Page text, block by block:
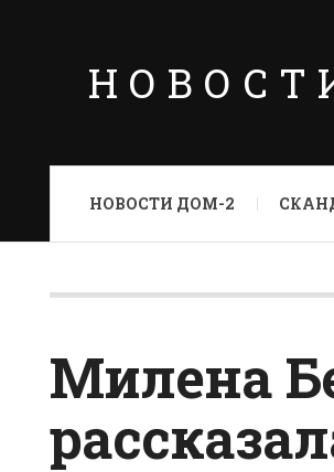
НОВОСТИ ДОМ-2
Милена